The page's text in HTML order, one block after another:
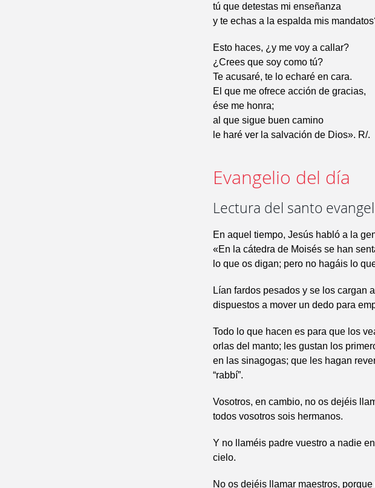
tú que detestas mi enseñanza
y te echas a la espalda mis
Esto haces, ¿y me voy a callar?
¿Crees que soy como tú?
Te acusaré, te lo echaré en cara.
El que me ofrece acción de gracias,
ése me honra;
al que sigue buen camino
le haré ver la salvación de Dios». R/.
Evangelio del día
Lectura del santo
En aquel tiempo, Jesús habló a la
«En la cátedra de Moisés se han
lo que os digan; pero no hagáis lo
Lían fardos pesados y se los cargan
dispuestos a mover un dedo para
Todo lo que hacen es para que los
orlas del manto; les gustan los
en las sinagogas; que les hagan
“rabbí”.
Vosotros, en cambio, no os dejéis
todos vosotros sois hermanos.
Y no llaméis padre vuestro a nadie
cielo.
No os dejéis llamar maestros,